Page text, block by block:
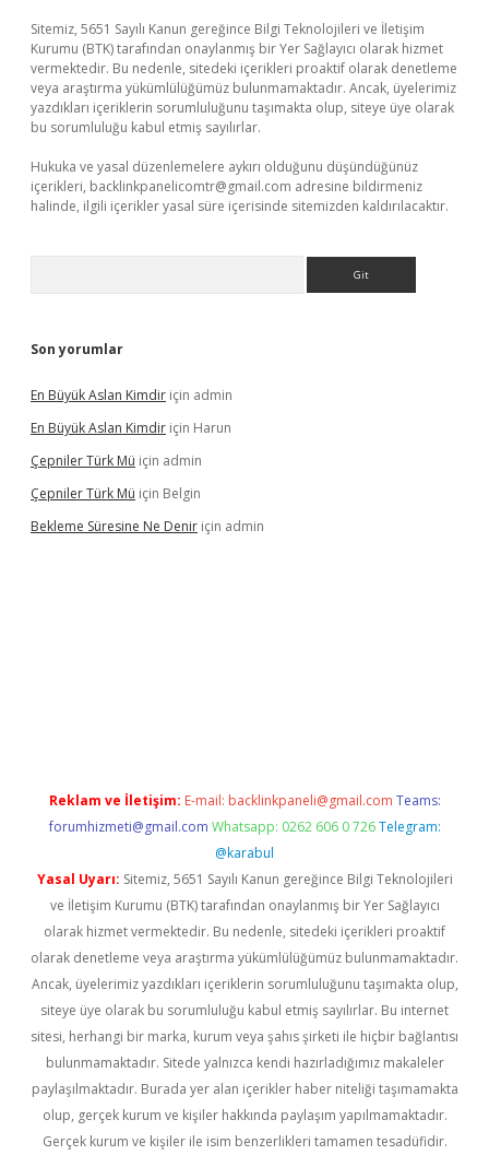
Sitemiz, 5651 Sayılı Kanun gereğince Bilgi Teknolojileri ve İletişim
Kurumu (BTK) tarafından onaylanmış bir Yer Sağlayıcı olarak hizmet
vermektedir. Bu nedenle, sitedeki içerikleri proaktif olarak denetleme
veya araştırma yükümlülüğümüz bulunmamaktadır. Ancak, üyelerimiz
yazdıkları içeriklerin sorumluluğunu taşımakta olup, siteye üye olarak
bu sorumluluğu kabul etmiş sayılırlar.
Hukuka ve yasal düzenlemelere aykırı olduğunu düşündüğünüz
içerikleri, backlinkpanelicomtr@gmail.com adresine bildirmeniz
halinde, ilgili içerikler yasal süre içerisinde sitemizden kaldırılacaktır.
Son yorumlar
En Büyük Aslan Kimdir için admin
En Büyük Aslan Kimdir için Harun
Çepniler Türk Mü için admin
Çepniler Türk Mü için Belgin
Bekleme Süresine Ne Denir için admin
Reklam ve İletişim: E-mail: backlinkpaneli@gmail.com Teams:
forumhizmeti@gmail.com Whatsapp: 0262 606 0 726 Telegram:
@karabul
Yasal Uyarı: Sitemiz, 5651 Sayılı Kanun gereğince Bilgi Teknolojileri
ve İletişim Kurumu (BTK) tarafından onaylanmış bir Yer Sağlayıcı
olarak hizmet vermektedir. Bu nedenle, sitedeki içerikleri proaktif
olarak denetleme veya araştırma yükümlülüğümüz bulunmamaktadır.
Ancak, üyelerimiz yazdıkları içeriklerin sorumluluğunu taşımakta olup,
siteye üye olarak bu sorumluluğu kabul etmiş sayılırlar. Bu internet
sitesi, herhangi bir marka, kurum veya şahıs şirketi ile hiçbir bağlantısı
bulunmamaktadır. Sitede yalnızca kendi hazırladığımız makaleler
paylaşılmaktadır. Burada yer alan içerikler haber niteliği taşımamakta
olup, gerçek kurum ve kişiler hakkında paylaşım yapılmamaktadır.
Gerçek kurum ve kişiler ile isim benzerlikleri tamamen tesadüfidir.